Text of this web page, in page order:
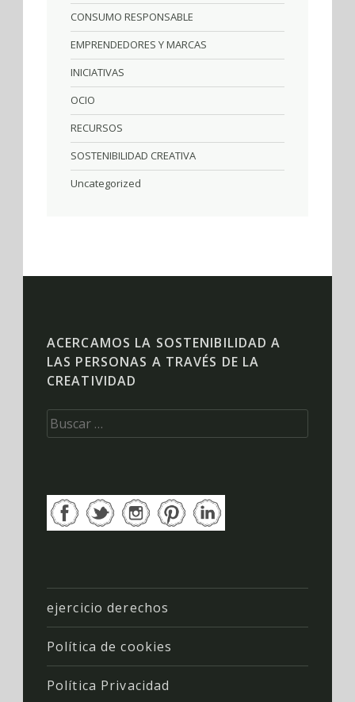
CONSUMO RESPONSABLE
EMPRENDEDORES Y MARCAS
INICIATIVAS
OCIO
RECURSOS
SOSTENIBILIDAD CREATIVA
Uncategorized
ACERCAMOS LA SOSTENIBILIDAD A
LAS PERSONAS A TRAVÉS DE LA
CREATIVIDAD
Buscar:
ejercicio derechos
Política de cookies
Política Privacidad